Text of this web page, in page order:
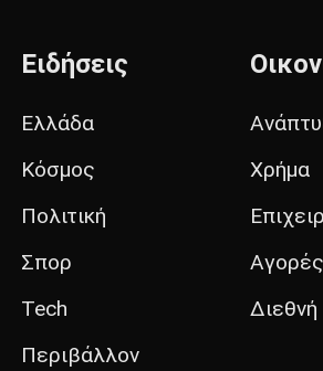
Ειδήσεις
Ελλάδα
Κόσμος
Πολιτική
Σπορ
Tech
Περιβάλλον
Χρήμα
Αγορές
Διεθνή